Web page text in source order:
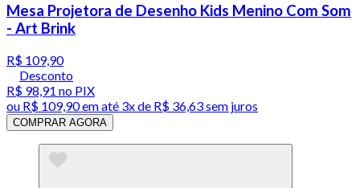
Mesa Projetora de Desenho Kids Menino Com Som
- Art Brink
R$ 109,90
Desconto
R$ 98,91 no PIX
ou R$ 109,90em até 3x de R$ 36,63 sem juros
COMPRAR AGORA